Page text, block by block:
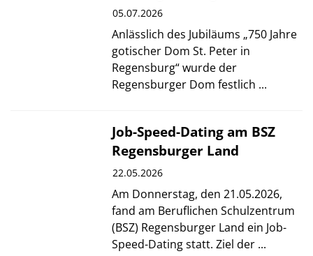
05.07.2026
Anlässlich des Jubiläums „750 Jahre
gotischer Dom St. Peter in
Regensburg“ wurde der
Regensburger Dom festlich ...
Job-Speed-Dating am BSZ
Regensburger Land
22.05.2026
Am Donnerstag, den 21.05.2026,
fand am Beruflichen Schulzentrum
(BSZ) Regensburger Land ein Job-
Speed-Dating statt. Ziel der ...